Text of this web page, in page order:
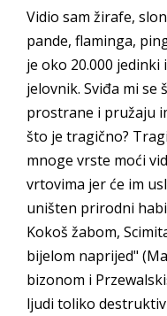
Vidio sam žirafe,
pande, flaminga,
je oko 20.000
jelovnik. Sviđa mi se
prostrane i pružaju
što je tragično?
mnoge vrste moći
vrtovima jer će im
uništen prirodni
Kokoš žabom,
bijelom naprijed"
bizonom i
ljudi toliko